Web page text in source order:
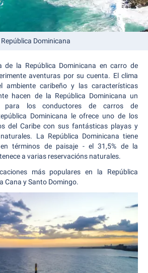
Dominicana
de la República Dominicana en carro de
aventuras por su cuenta. El clima
ambiente caribeño y las características
hacen de la República Dominicana un
para los conductores de carros de
Dominicana le ofrece uno de los
del Caribe con sus fantásticas playas y
La República Dominicana tiene
términos de paisaje - el 31,5% de la
a varias reservacións naturales.
más populares en la República
Cana y Santo Domingo.